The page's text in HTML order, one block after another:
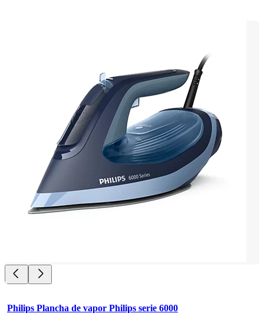
Philips Plancha de vapor Philips serie 6000